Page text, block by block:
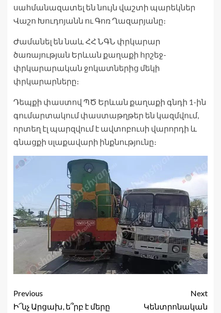
սահմանազատել են նույն վաշտի պարեկներ
Վաշո Խուդոյանն ու Գոռ Ղազարյանը։
Ժամանել են նաև ՀՀ ՆԳՆ փրկարար
ծառայության Երևան քաղաքի հրշեջ-
փրկարարական ջոկատներից մեկի
փրկարարները։
Դեպքի փաստով ՊԾ Երևան քաղաքի գնդի 1-ին
գումարտակում փաստաթղթեր են կազմվում,
որտեղ էլ պարզվում է ավտոբուսի վարորդի և
գնացքի սլաքավարի ինքնությունը։
Previous
Ի՜նչ Արցախ, ե՞րբ է մերը
Next
Կենտրոնական